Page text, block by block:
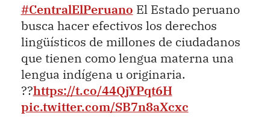
#CentralElPeruano El Estado peruano
busca hacer efectivos los derechos
lingüísticos de millones de ciudadanos
que tienen como lengua materna una
lengua indígena u originaria.
??https://t.co/44QjYPqt6H
pic.twitter.com/SB7n8aXcxc